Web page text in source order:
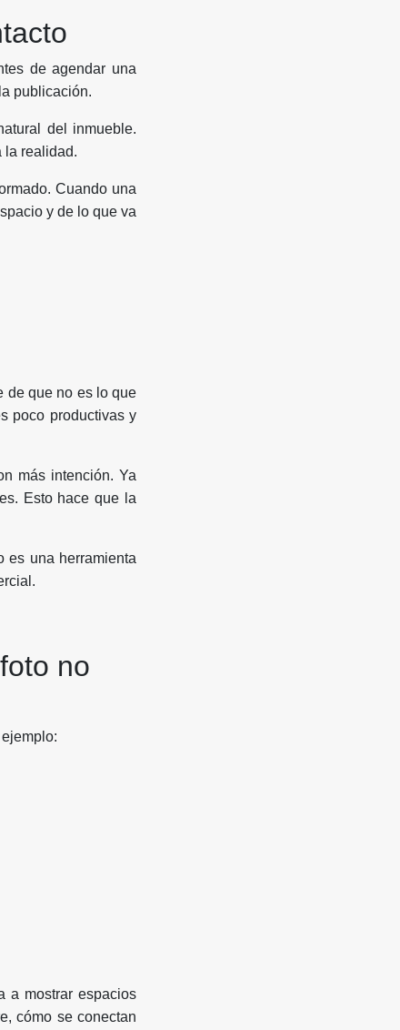
de agendar una
publicación.
del inmueble.
la realidad.
Cuando una
y de lo que va
de que no es lo que
poco productivas y
más intención. Ya
Esto hace que la
es una herramienta
no
a mostrar espacios
cómo se conectan